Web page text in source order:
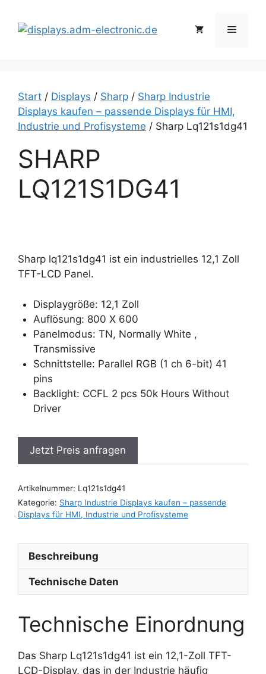
Inhalt
springen
Menü
Start / Displays / Sharp / Sharp Industrie
Displays kaufen – passende Displays für HMI,
Industrie und Profisysteme / Sharp Lq121s1dg41
SHARP
LQ121S1DG41
Sharp lq121s1dg41 ist ein industrielles 12,1 Zoll
TFT-LCD Panel.
Displaygröße: 12,1 Zoll
Auflösung: 800 X 600
Panelmodus: TN, Normally White ,
Transmissive
Schnittstelle: Parallel RGB (1 ch 6-bit) 41
pins
Backlight: CCFL 2 pcs 50k Hours Without
Driver
Jetzt Preis anfragen
Artikelnummer: Lq121s1dg41
Kategorie: Sharp Industrie Displays kaufen – passende
Displays für HMI, Industrie und Profisysteme
Beschreibung
Technische Daten
Technische Einordnung
Das Sharp Lq121s1dg41 ist ein 12,1-Zoll TFT-
LCD-Display, das in der Industrie häufig